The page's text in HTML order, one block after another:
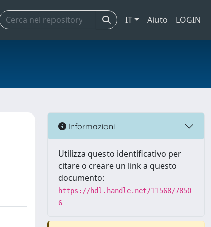
IT Aiuto LOGIN
Informazioni
Utilizza questo identificativo per
citare o creare un link a questo
documento:
https://hdl.handle.net/11568/7850
6